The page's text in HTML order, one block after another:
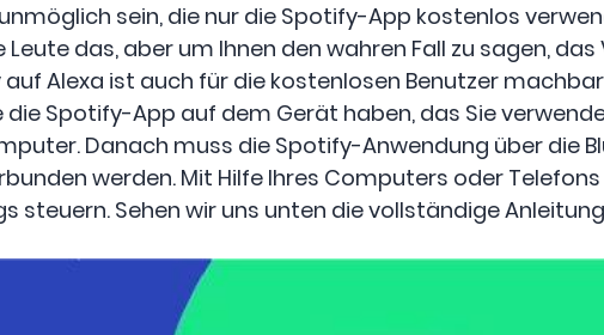
sein, die nur die Spotify-App kostenlos
das, aber um Ihnen den wahren Fall zu sagen,
Alexa ist auch für die kostenlosen Benutzer
Spotify-App auf dem Gerät haben, das Sie
Danach muss die Spotify-Anwendung über die
werden. Mit Hilfe Ihres Computers oder Telefons
steuern. Sehen wir uns unten die vollständige